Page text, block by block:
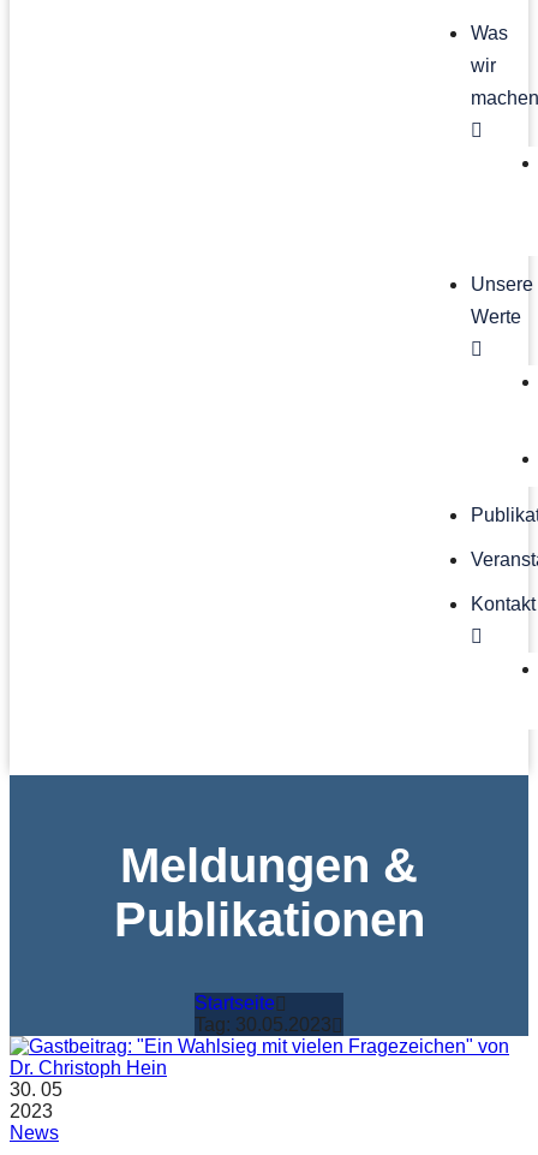
Was
wir
machen
Unsere
Werte
Kontakt
Meldungen &
Publikationen
Startseite
Tag: 30.05.2023
30. 05
2023
News